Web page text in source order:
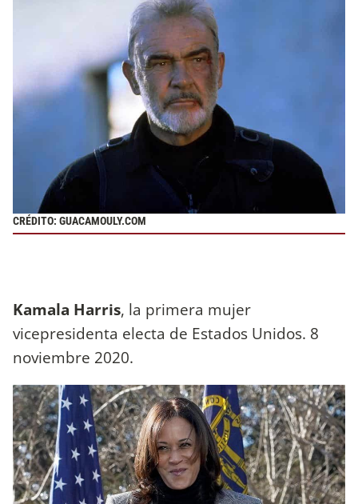
CRÉDITO: GUACAMOULY.COM
Kamala Harris, la primera mujer
vicepresidenta electa de Estados Unidos. 8
noviembre 2020.